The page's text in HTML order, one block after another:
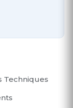
Techniques